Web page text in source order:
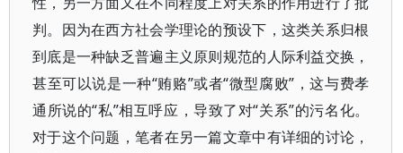
判。因为在西方社会学理论的预设下，这类关系归根
到底是一种缺乏普遍主义原则规范的人际利益交换，
甚至可以说是一种“贿赂”或者“微型腐败”，这与费孝
通所说的“私”相互呼应，导致了对“关系”的污名化。
对于这个问题，笔者在另一篇文章中有详细的讨论，